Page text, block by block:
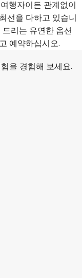
행자이든 관계없이
선을 다하고 있습니
리는 유연한 옵션
예약하십시오.
을 경험해 보세요.